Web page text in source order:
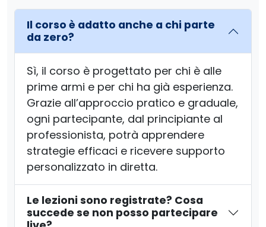
Il corso è adatto anche a chi parte
da zero?
Sì, il corso è progettato per chi è alle
prime armi e per chi ha già esperienza.
Grazie all’approccio pratico e graduale,
ogni partecipante, dal principiante al
professionista, potrà apprendere
strategie efficaci e ricevere supporto
personalizzato in diretta.
Le lezioni sono registrate? Cosa
succede se non posso partecipare